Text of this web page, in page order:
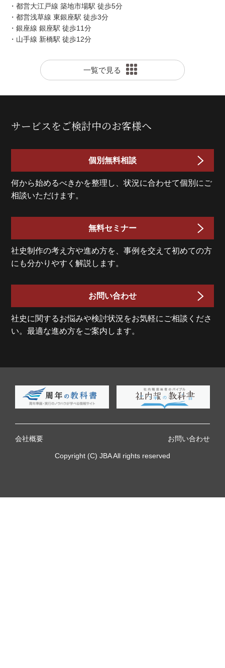
・都営大江戸線 築地市場駅 徒歩5分
・都営浅草線 東銀座駅 徒歩3分
・銀座線 銀座駅 徒歩11分
・山手線 新橋駅 徒歩12分
一覧で見る
サービスをご検討中のお客様へ
個別無料相談
何から始めるべきかを整理し、状況に合わせて個別にご
相談いただけます。
無料セミナー
社史制作の考え方や進め方を、事例を交えて初めての方
にも分かりやすく解説します。
お問い合わせ
社史に関するお悩みや検討状況をお気軽にご相談くださ
い。最適な進め方をご案内します。
会社概要 お問い合わせ
Copyright (C) JBA All rights reserved